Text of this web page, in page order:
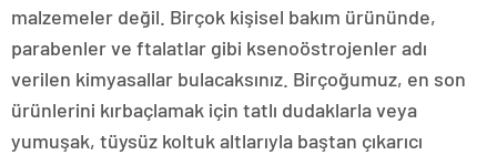
malzemeler değil. Birçok kişisel bakım ürününde,
parabenler ve ftalatlar gibi ksenoöstrojenler adı
verilen kimyasallar bulacaksınız. Birçoğumuz, en son
ürünlerini kırbaçlamak için tatlı dudaklarla veya
yumuşak, tüysüz koltuk altlarıyla baştan çıkarıcı